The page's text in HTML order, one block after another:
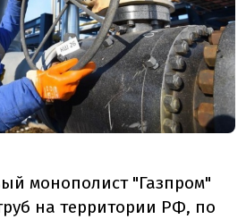
монополист "Газпром"
на территории РФ, по